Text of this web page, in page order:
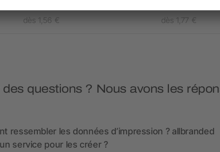
dès 1,56 € dès 1,77 €
des questions ? Nous avons les
ressembler les données d’impression ? allbranded
service pour les créer ?